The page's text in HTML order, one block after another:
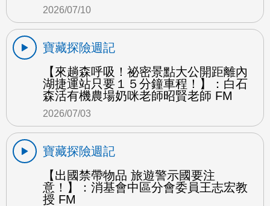
2026/07/10
寶藏探險週記
【來趟森呼吸！祕密景點大公開距離內
湖捷運站只要１５分鐘車程！】：白石
森活有機農場奶咪老師昭賢老師 FM
2026/07/03
寶藏探險週記
【出國禁帶物品 旅遊警示國要注
意！】：消基會中區分會委員王志宏教
授 FM